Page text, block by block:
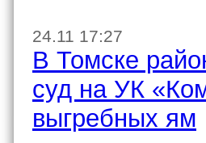
24.11 17:27
В Томске
суд на УК
выгребных ям